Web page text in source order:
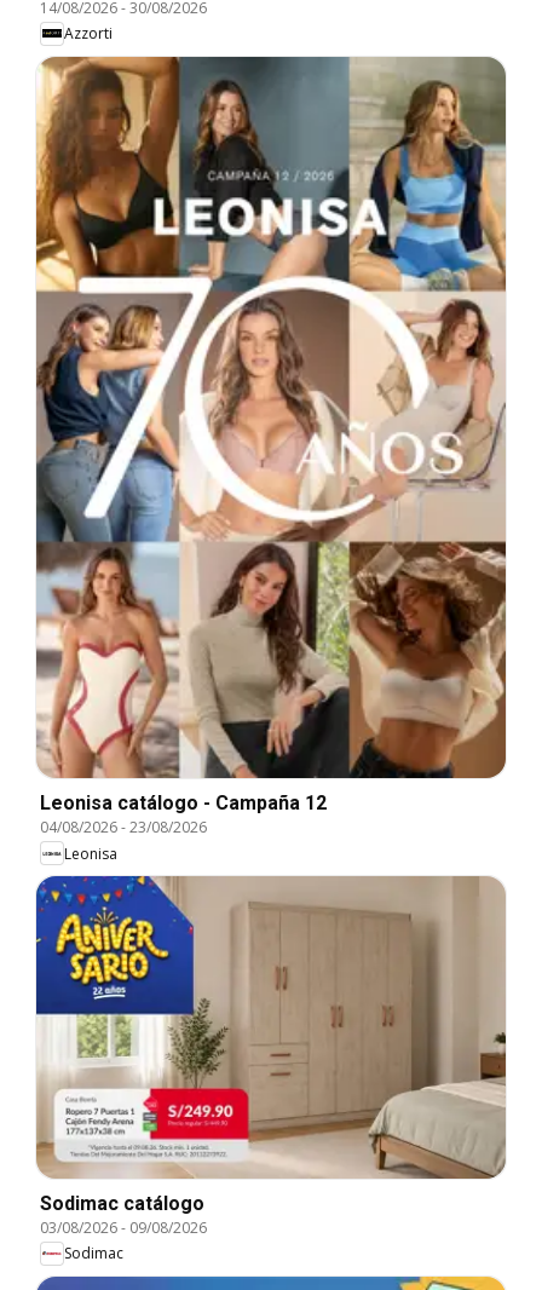
14/08/2026-30/08/2026
Azzorti
Leonisa catálogo - Campaña 12
04/08/2026-23/08/2026
Leonisa
Sodimac catálogo
03/08/2026- 09/08/2026
Sodimac